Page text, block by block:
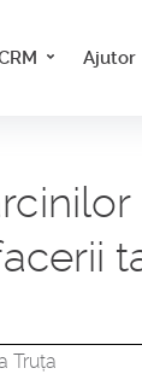
Ajutor
Truța